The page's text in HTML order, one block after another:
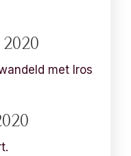
met Iros